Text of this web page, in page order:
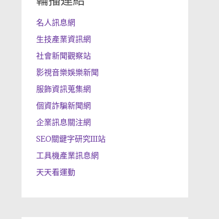
名人訊息網
生技產業資訊網
社會新聞觀察站
影視音樂娛樂新聞
服飾資訊蒐集網
個資詐騙新聞網
企業訊息關注網
SEO關鍵字研究III站
工具機產業訊息網
天天看運動